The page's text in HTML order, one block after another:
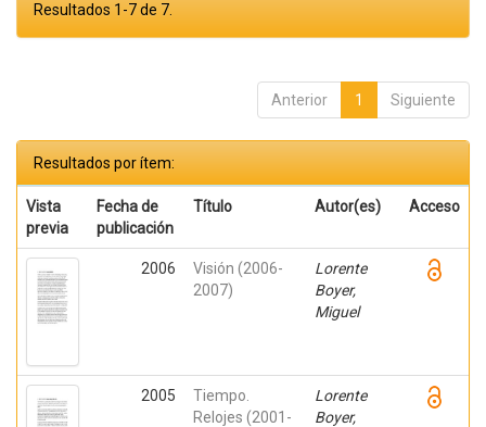
Resultados 1-7 de 7.
Anterior 1 Siguiente
Resultados por ítem:
Vista
previa
Fecha de
publicación
Título Autor(es) Acceso
2006
Visión (2006-
2007)
Lorente
Boyer,
Miguel
2005
Tiempo.
Relojes (2001-
Lorente
Boyer,